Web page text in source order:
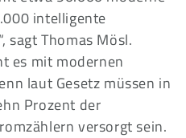
intelligente
sagt Thomas Mösl.
es mit modernen
laut Gesetz müssen in
Prozent der
versorgt sein.